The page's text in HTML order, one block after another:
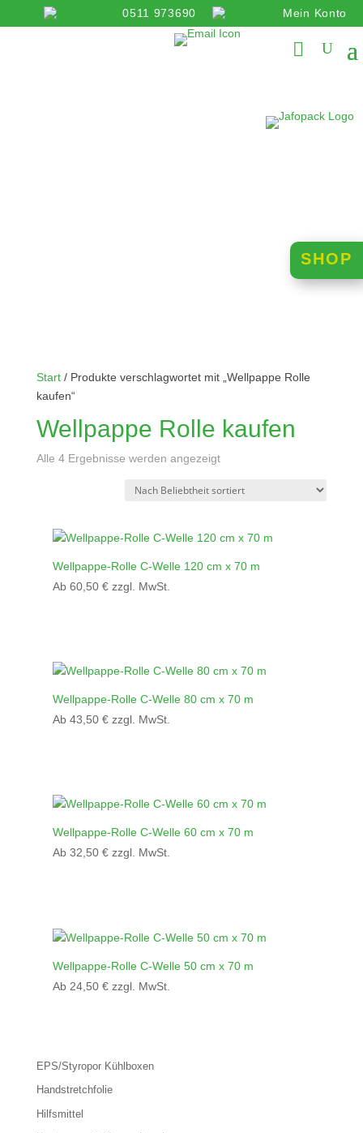
Mein Konto
0511 973690
info@jafopack.de
SHOP
Start/ Produkte verschlagwortet mit „Wellpappe Rolle
kaufen“
Wellpappe Rolle kaufen
Alle 4 Ergebnisse werden angezeigtNach
sortiert
Wellpappe-Rolle C-Welle 120 cm x 70 m
Ab 60,50 € zzgl. MwSt.
Wellpappe-Rolle C-Welle 80 cm x 70 m
Ab 43,50 € zzgl. MwSt.
Wellpappe-Rolle C-Welle 60 cm x 70 m
Ab 32,50 € zzgl. MwSt.
Wellpappe-Rolle C-Welle 50 cm x 70 m
Ab 24,50 € zzgl. MwSt.
EPS/Styropor Kühlboxen
Handstretchfolie
Hilfsmittel